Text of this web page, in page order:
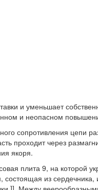
и уменьшает
и неопасном
сопротивления цепи
проходит через
якоря.
плита 9, на которой
состоящая из